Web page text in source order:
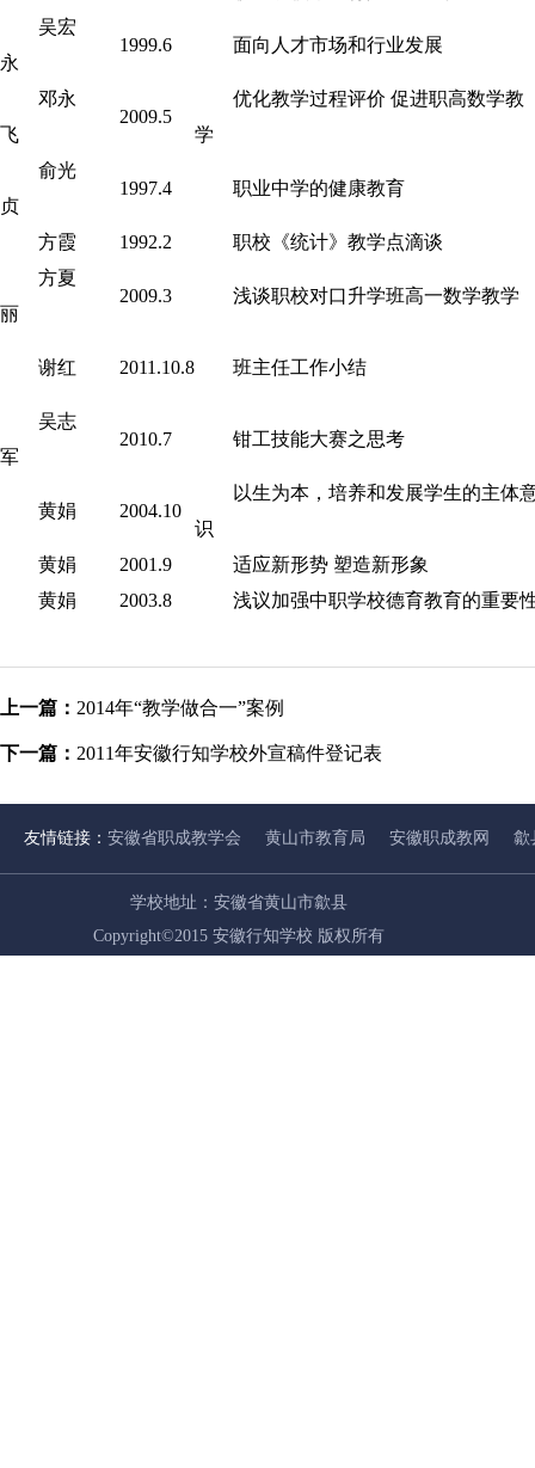
吴宏
永
1999.6 面向人才市场和行业发展
邓永
飞
2009.5
优化教学过程评价 促进职高数学教
学
俞光
贞
1997.4 职业中学的健康教育
方霞 1992.2
职校《统计》教学点滴谈
方夏
丽
2009.3 浅谈职校对口升学班高一数学教学
谢红 2011.10.8 班主任工作小结
吴志
军
2010.7 钳工技能大赛之思考
黄娟 2004.10
以生为本，培养和发展学生的主体
识
黄娟
2001.9
适应新形势 塑造新形象
黄娟
2003.8 浅议加强中职学校德育教育的重要
上一篇： 2014年“教学做合一”案例
下一篇： 2011年安徽行知学校外宣稿件登记表
友情链接： 安徽省职成教学会 黄山市教育局 安徽职成教网 歙
学校地址：安徽省黄山市歙县
Copyright©2015 安徽行知学校 版权所有